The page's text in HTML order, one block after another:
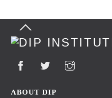
Back
Top
ABOUT DIP